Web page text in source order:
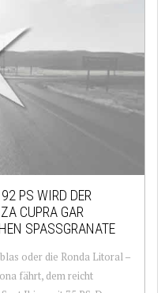
PS WIRD DER
CUPRA GAR
SPASSGRANATE
oder die Ronda Litoral –
fährt, dem reicht